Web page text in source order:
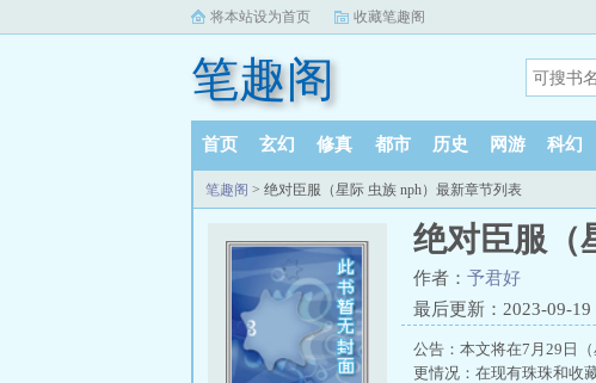
将本站设为首页 收藏笔趣阁
笔趣阁
首页 玄幻 修真 都市 历史 网游 科幻
笔趣阁 > 绝对臣服（星际 虫族 nph）最新章节列表
绝对臣服（
作者： 予君好
最后更新：2023-09-19
公告：本文将在7月29日
更情况：在现有珠珠和收